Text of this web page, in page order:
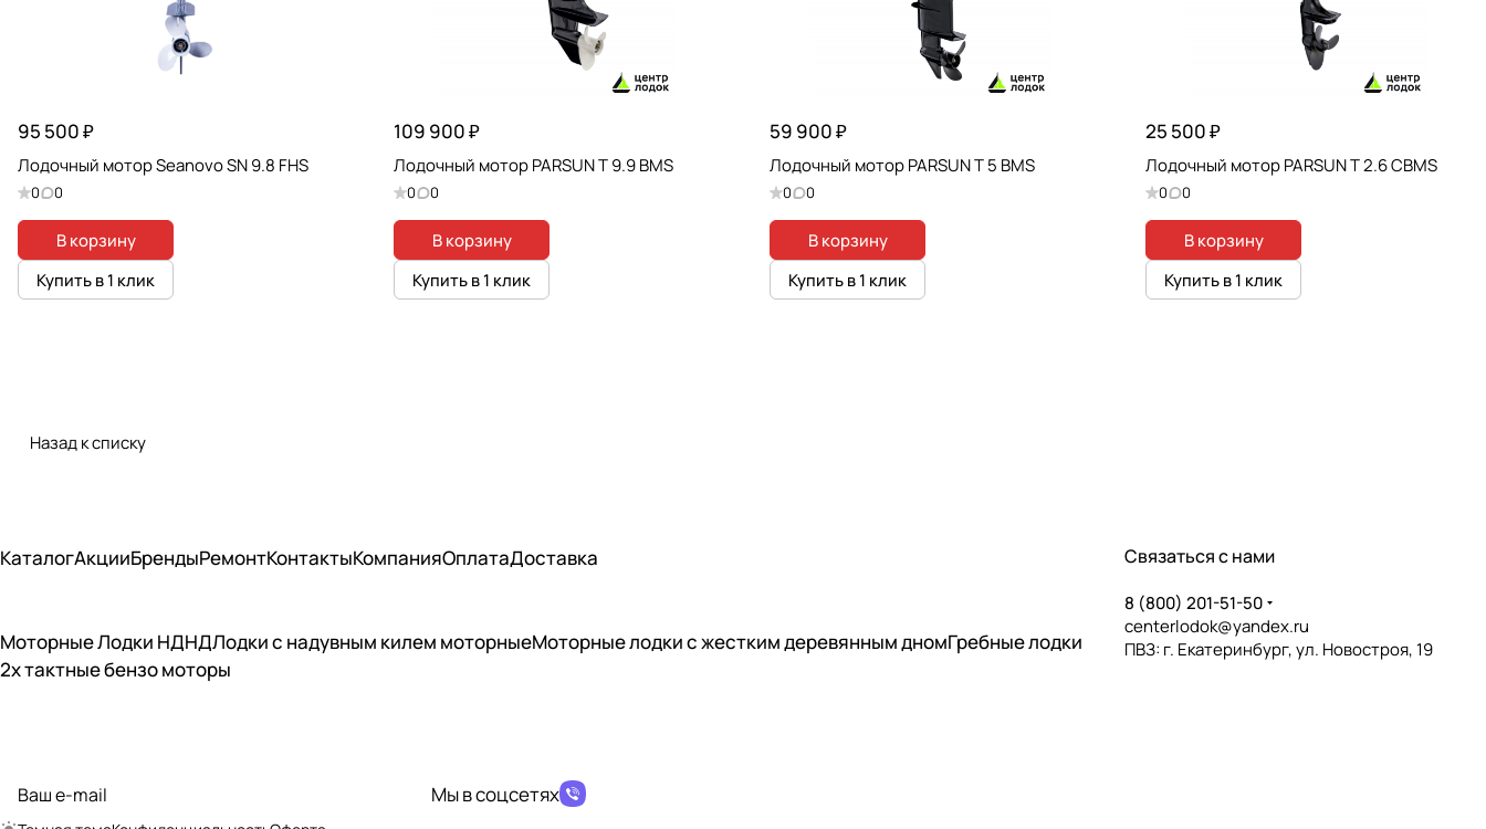
95 500 ₽
Лодочный мотор Seanovo SN 9.8 FHS
0 0
В корзину
Купить в 1 клик
109 900 ₽
Лодочный мотор PARSUN T 9.9 BMS
0 0
В корзину
Купить в 1 клик
59 900 ₽
Лодочный мотор PARSUN T 5 BMS
0 0
В корзину
Купить в 1 клик
25 500 ₽
Лодочный мотор PARSUN T 2.6 CBMS
0 0
В корзину
Купить в 1 клик
Назад к списку
КаталогАкцииБрендыРемонтКонтактыКомпанияОплатаДоставка
Моторные Лодки НДНДЛодки с надувным килем моторныеМоторные лодки с жестким деревянным дномГребные лодки
2х тактные бензо моторы
Мы в соцсетях
Связаться с нами
8 (800) 201-51-50
centerlodok@yandex.ru
ПВЗ: г. Екатеринбург, ул. Новостроя, 19